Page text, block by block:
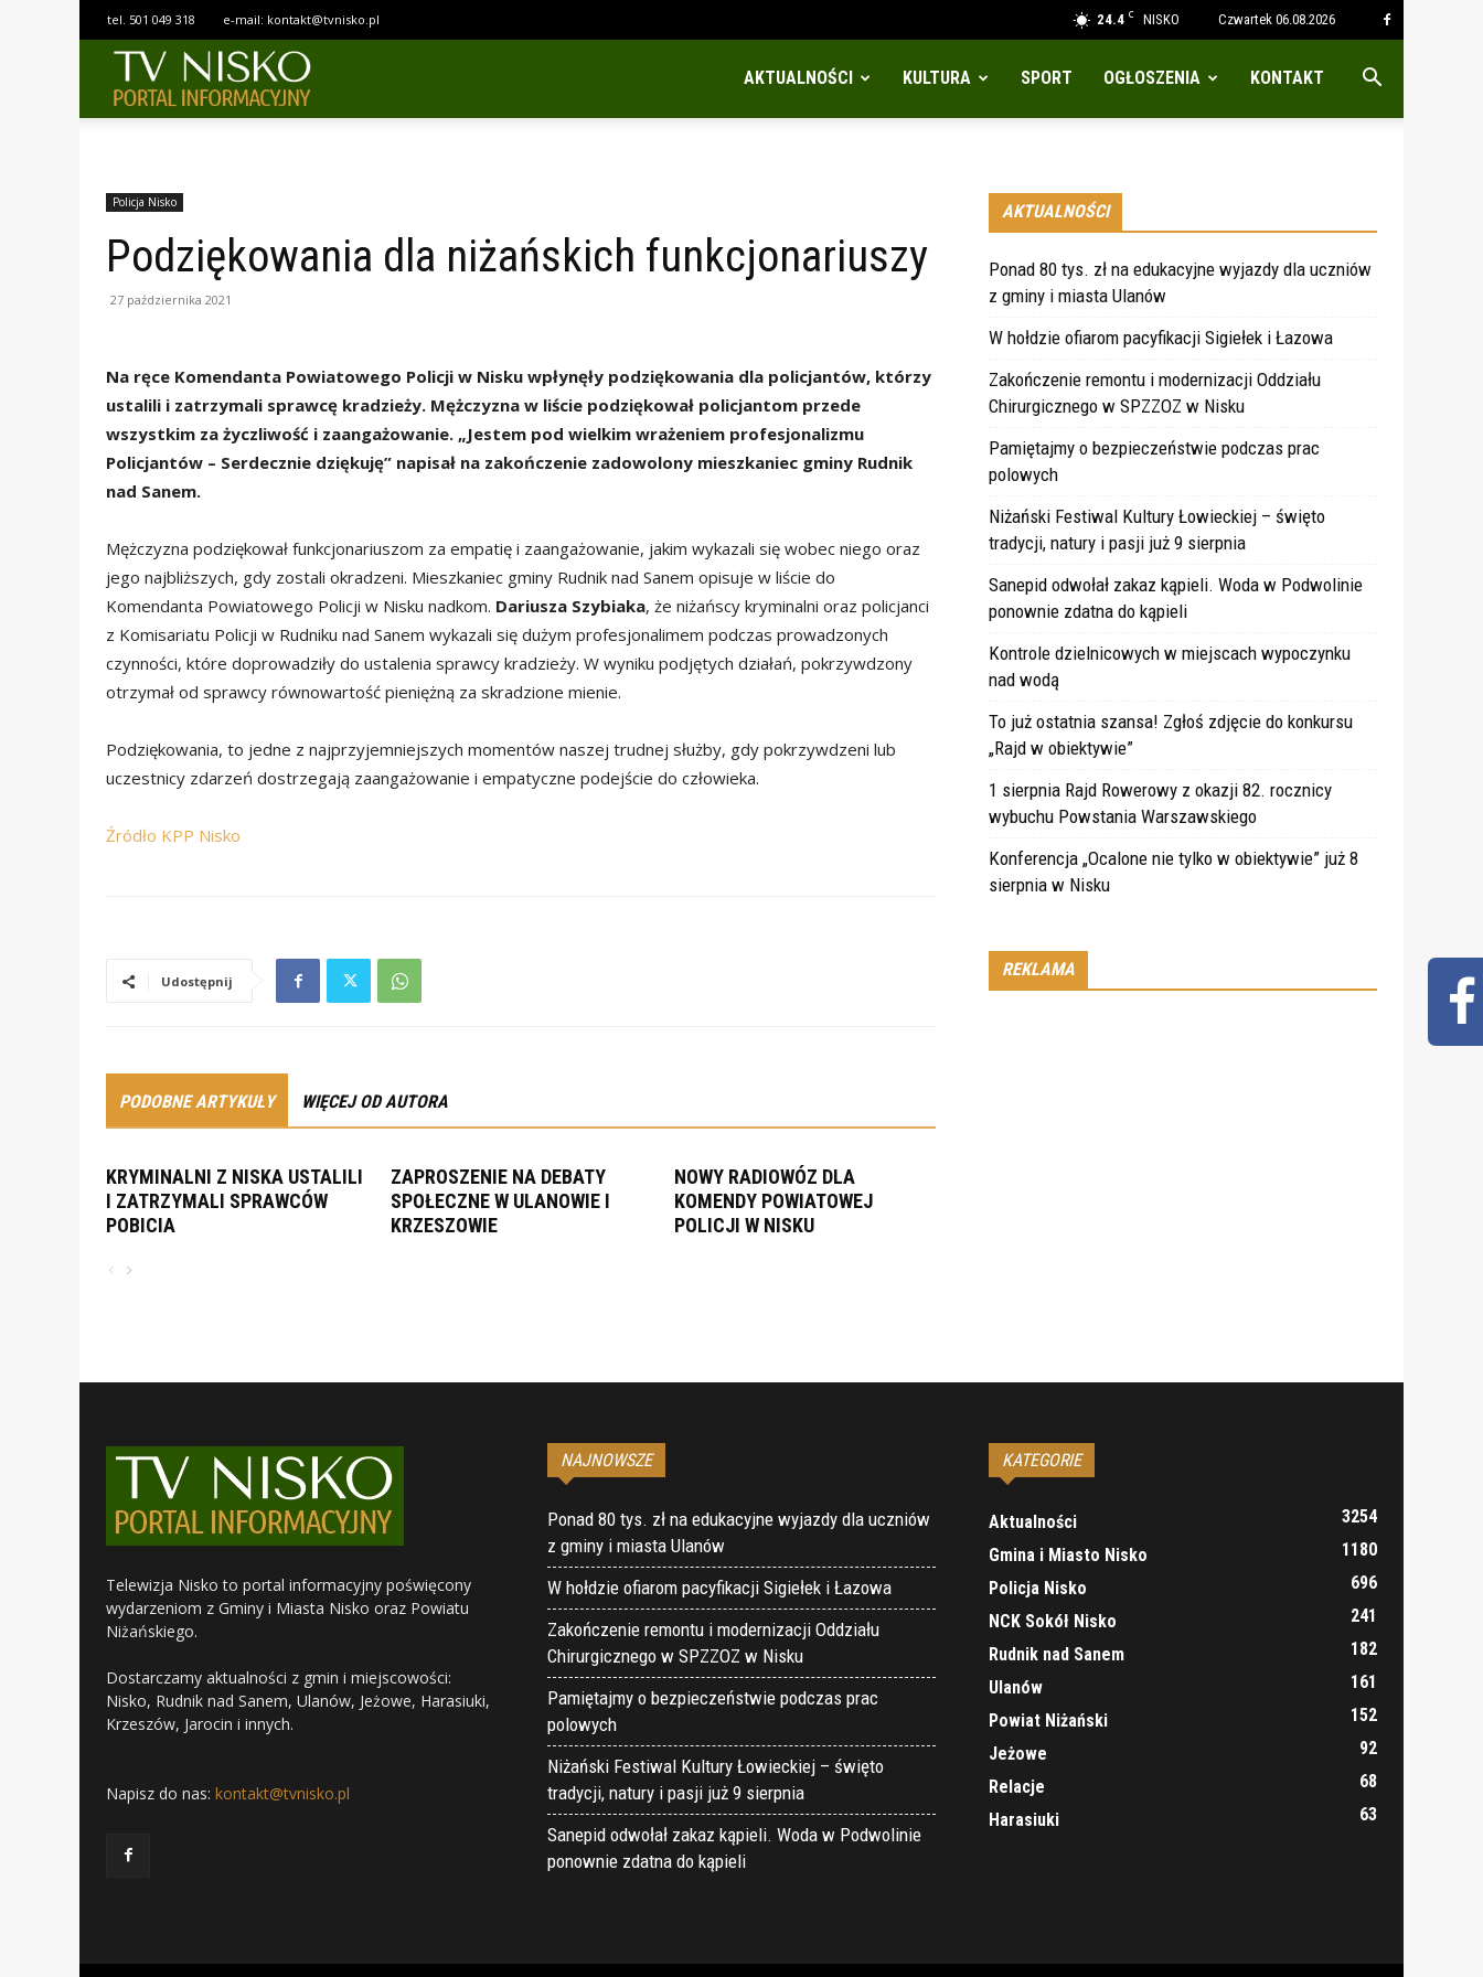
24.4 C NISKO Czwartek 06.08.2026
tel. 501 049 318 e-mail: kontakt@tvnisko.pl
AKTUALNOŚCI KULTURA SPORT OGŁOSZENIA KONTAKT
Policja Nisko
Podziękowania dla niżańskich funkcjonariuszy
27 października 2021
Na ręce Komendanta Powiatowego Policji w Nisku wpłynęły podziękowania dla policjantów, którzy
ustalili i zatrzymali sprawcę kradzieży. Mężczyzna w liście podziękował policjantom przede
wszystkim za życzliwość i zaangażowanie. „Jestem pod wielkim wrażeniem profesjonalizmu
Policjantów – Serdecznie dziękuję” napisał na zakończenie zadowolony mieszkaniec gminy Rudnik
nad Sanem.
Mężczyzna podziękował funkcjonariuszom za empatię i zaangażowanie, jakim wykazali się wobec niego oraz
jego najbliższych, gdy zostali okradzeni. Mieszkaniec gminy Rudnik nad Sanem opisuje w liście do
Komendanta Powiatowego Policji w Nisku nadkom. Dariusza Szybiaka, że niżańscy kryminalni oraz policjanci
z Komisariatu Policji w Rudniku nad Sanem wykazali się dużym profesjonalimem podczas prowadzonych
czynności, które doprowadziły do ustalenia sprawcy kradzieży. W wyniku podjętych działań, pokrzywdzony
otrzymał od sprawcy równowartość pieniężną za skradzione mienie.
Podziękowania, to jedne z najprzyjemniejszych momentów naszej trudnej służby, gdy pokrzywdzeni lub
uczestnicy zdarzeń dostrzegają zaangażowanie i empatyczne podejście do człowieka.
Źródło KPP Nisko
Udostępnij
PODOBNE ARTYKUŁY WIĘCEJ OD AUTORA
KRYMINALNI Z NISKA USTALILI
I ZATRZYMALI SPRAWCÓW
POBICIA
ZAPROSZENIE NA DEBATY
SPOŁECZNE W ULANOWIE I
KRZESZOWIE
NOWY RADIOWÓZ DLA
KOMENDY POWIATOWEJ
POLICJI W NISKU
AKTUALNOŚCI
Ponad 80 tys. zł na edukacyjne wyjazdy dla uczniów
z gminy i miasta Ulanów
W hołdzie ofiarom pacyfikacji Sigiełek i Łazowa
Zakończenie remontu i modernizacji Oddziału
Chirurgicznego w SPZZOZ w Nisku
Pamiętajmy o bezpieczeństwie podczas prac
polowych
Niżański Festiwal Kultury Łowieckiej – święto
tradycji, natury i pasji już 9 sierpnia
Sanepid odwołał zakaz kąpieli. Woda w Podwolinie
ponownie zdatna do kąpieli
Kontrole dzielnicowych w miejscach wypoczynku
nad wodą
To już ostatnia szansa! Zgłoś zdjęcie do konkursu
„Rajd w obiektywie”
1 sierpnia Rajd Rowerowy z okazji 82. rocznicy
wybuchu Powstania Warszawskiego
Konferencja „Ocalone nie tylko w obiektywie” już 8
sierpnia w Nisku
REKLAMA
Telewizja Nisko to portal informacyjny poświęcony
wydarzeniom z Gminy i Miasta Nisko oraz Powiatu
Niżańskiego.
Dostarczamy aktualności z gmin i miejscowości:
Nisko, Rudnik nad Sanem, Ulanów, Jeżowe, Harasiuki,
Krzeszów, Jarocin i innych.
Napisz do nas: kontakt@tvnisko.pl
NAJNOWSZE
Ponad 80 tys. zł na edukacyjne wyjazdy dla uczniów
z gminy i miasta Ulanów
W hołdzie ofiarom pacyfikacji Sigiełek i Łazowa
Zakończenie remontu i modernizacji Oddziału
Chirurgicznego w SPZZOZ w Nisku
Pamiętajmy o bezpieczeństwie podczas prac
polowych
Niżański Festiwal Kultury Łowieckiej – święto
tradycji, natury i pasji już 9 sierpnia
Sanepid odwołał zakaz kąpieli. Woda w Podwolinie
ponownie zdatna do kąpieli
KATEGORIE
Aktualności
3254
Gmina i Miasto Nisko
1180
Policja Nisko
696
NCK Sokół Nisko
241
Rudnik nad Sanem
182
Ulanów
161
Powiat Niżański
152
Jeżowe
92
Relacje
68
Harasiuki
63